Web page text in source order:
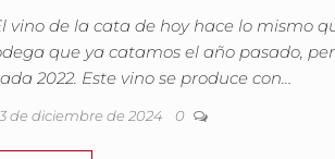
vino de la cata de hoy hace lo mismo
que ya catamos el año pasado,
2022. Este vino se produce con…
3 de diciembre de 2024 0